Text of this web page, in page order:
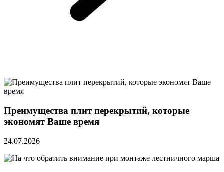
Преимущества плит перекрытий, которые
экономят Ваше время
24.07.2026